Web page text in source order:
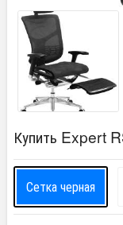
Купить Expert
Сетка черная